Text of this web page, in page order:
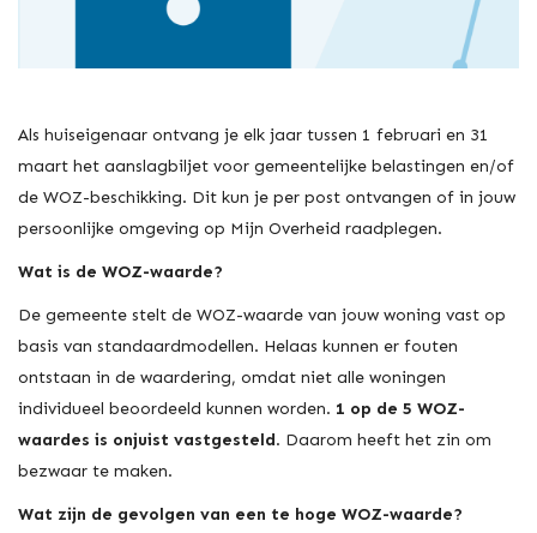
Als huiseigenaar ontvang je elk jaar tussen 1 februari en 31
maart het aanslagbiljet voor gemeentelijke belastingen en/of
de WOZ-beschikking. Dit kun je per post ontvangen of in jouw
persoonlijke omgeving op Mijn Overheid raadplegen.
Wat is de WOZ-waarde?
De gemeente stelt de WOZ-waarde van jouw woning vast op
basis van standaardmodellen. Helaas kunnen er fouten
ontstaan in de waardering, omdat niet alle woningen
individueel beoordeeld kunnen worden. 1 op de 5 WOZ-
waardes is onjuist vastgesteld. Daarom heeft het zin om
bezwaar te maken.
Wat zijn de gevolgen van een te hoge WOZ-waarde?